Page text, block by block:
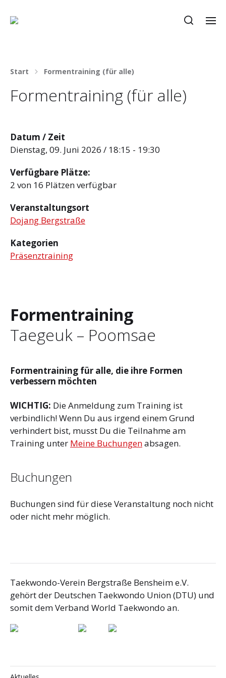
Start Formentraining (für alle)
Formentraining (für alle)
Datum / Zeit
Dienstag, 09. Juni 2026 / 18:15 - 19:30
Verfügbare Plätze:
2 von 16 Plätzen verfügbar
Veranstaltungsort
Dojang Bergstraße
Kategorien
Präsenztraining
Formentraining
Taegeuk – Poomsae
Formentraining für alle, die ihre Formen
verbessern möchten
WICHTIG: Die Anmeldung zum Training ist
verbindlich! Wenn Du aus irgend einem Grund
verhindert bist, musst Du die Teilnahme am
Training unter Meine Buchungenabsagen.
Buchungen
Buchungen sind für diese Veranstaltung noch nicht
oder nicht mehr möglich.
Taekwondo-Verein Bergstraße Bensheim e.V.
gehört der Deutschen Taekwondo Union (DTU) und
somit dem Verband World Taekwondo an.